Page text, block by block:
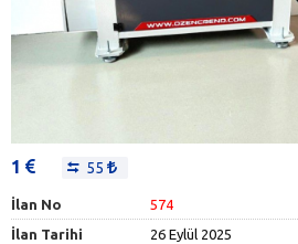
1 55
İlan No
574
İlan Tarihi
26 Eylül 2025